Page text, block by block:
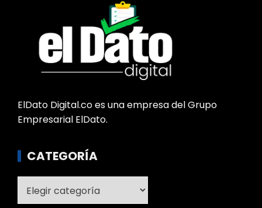
ElDato Digital.co es una empresa del Grupo
Empresarial ElDato.
CATEGORÍA